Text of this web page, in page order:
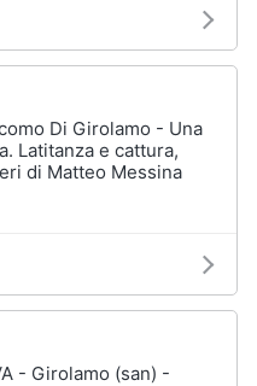
Di Girolamo - Una
Latitanza e cattura,
di Matteo Messina
- Girolamo (san) -